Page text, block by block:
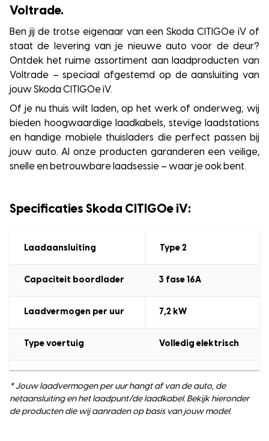
Voltrade.
Ben jij de trotse eigenaar van een Skoda CITIGOe iV of
staat de levering van je nieuwe auto voor de deur?
Ontdek het ruime assortiment aan laadproducten van
Voltrade – speciaal afgestemd op de aansluiting van
jouw Skoda CITIGOe iV.
Of je nu thuis wilt laden, op het werk of onderweg; wij
bieden hoogwaardige laadkabels, stevige laadstations
en handige mobiele thuisladers die perfect passen bij
jouw auto. Al onze producten garanderen een veilige,
snelle en betrouwbare laadsessie – waar je ook bent.
Specificaties Skoda CITIGOe iV:
Laadaansluiting Type 2
Capaciteit boordlader 3 fase 16A
Laadvermogen per uur 7,2 kW
Type voertuig Volledig elektrisch
* Jouw laadvermogen per uur hangt af van de auto, de
netaansluiting en het laadpunt/de laadkabel. Bekijk hieronder
de producten die wij aanraden op basis van jouw model.